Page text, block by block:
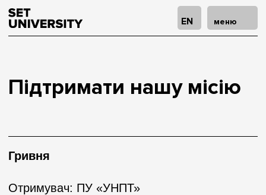
EN меню
Підтримати нашу місію
Гривня
Отримувач: ПУ «УНПТ»